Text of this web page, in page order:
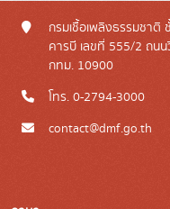
กรมเชื้อเพลิงธรรมชาติ
คารบี เลขที่ 555/2 ถน
กทม. 10900
โทร. 0-2794-3000
contact@dmf.go.th